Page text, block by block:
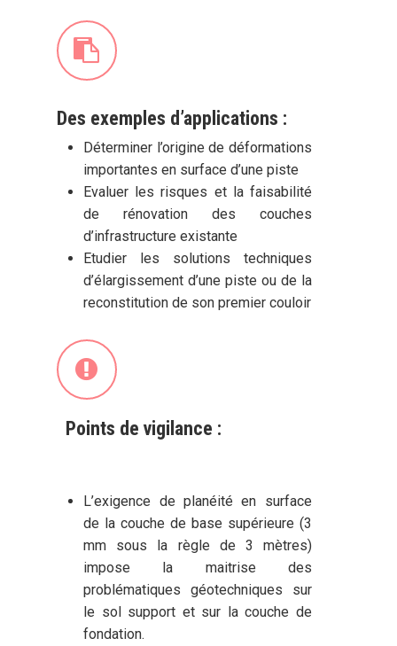
Des exemples d’applications :
Déterminer l’origine de déformations
importantes en surface d’une piste
Evaluer les risques et la faisabilité
de rénovation des couches
d’infrastructure existante
Etudier les solutions techniques
d’élargissement d’une piste ou de la
reconstitution de son premier couloir
Points de vigilance :
L’exigence de planéité en surface
de la couche de base supérieure (3
mm sous la règle de 3 mètres)
impose la maitrise des
problématiques géotechniques sur
le sol support et sur la couche de
fondation.